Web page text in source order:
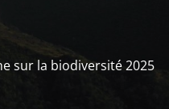
sur la biodiversité 2025